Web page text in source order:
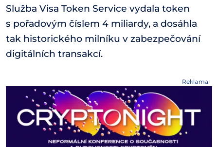
Služba Visa Token Service vydala token
s pořadovým číslem 4 miliardy, a dosáhla
tak historického milníku v zabezpečování
digitálních transakcí.
Reklama